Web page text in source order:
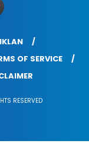
OF SERVICE
RESERVED